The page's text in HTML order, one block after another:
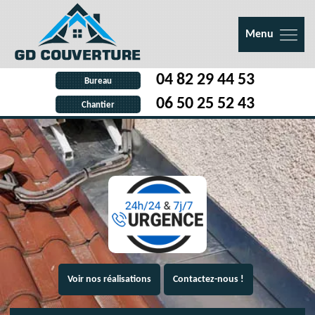
Menu
Bureau 04 82 29 44 53
Chantier 06 50 25 52 43
Voir nos réalisations Contactez-nous !